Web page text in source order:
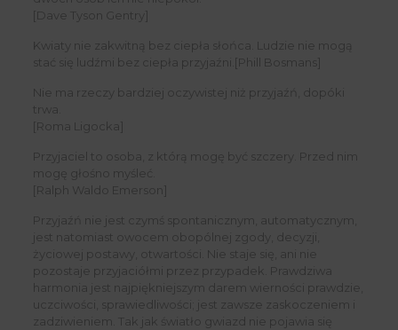
[Dave Tyson Gentry]
Kwiaty nie zakwitną bez ciepła słońca. Ludzie nie mogą
stać się ludźmi bez ciepła przyjaźni.[Phill Bosmans]
Nie ma rzeczy bardziej oczywistej niż przyjaźń, dopóki
trwa.
[Roma Ligocka]
Przyjaciel to osoba, z którą mogę być szczery. Przed nim
mogę głośno myśleć.
[Ralph Waldo Emerson]
Przyjaźń nie jest czymś spontanicznym, automatycznym,
jest natomiast owocem obopólnej zgody, decyzji,
życiowej postawy, otwartości. Nie staje się, ani nie
pozostaje przyjaciółmi przez przypadek. Prawdziwa
harmonia jest najpiękniejszym darem wierności prawdzie,
uczciwości, sprawiedliwości; jest zawsze zaskoczeniem i
zadziwieniem. Tak jak światło gwiazd nie pojawia się